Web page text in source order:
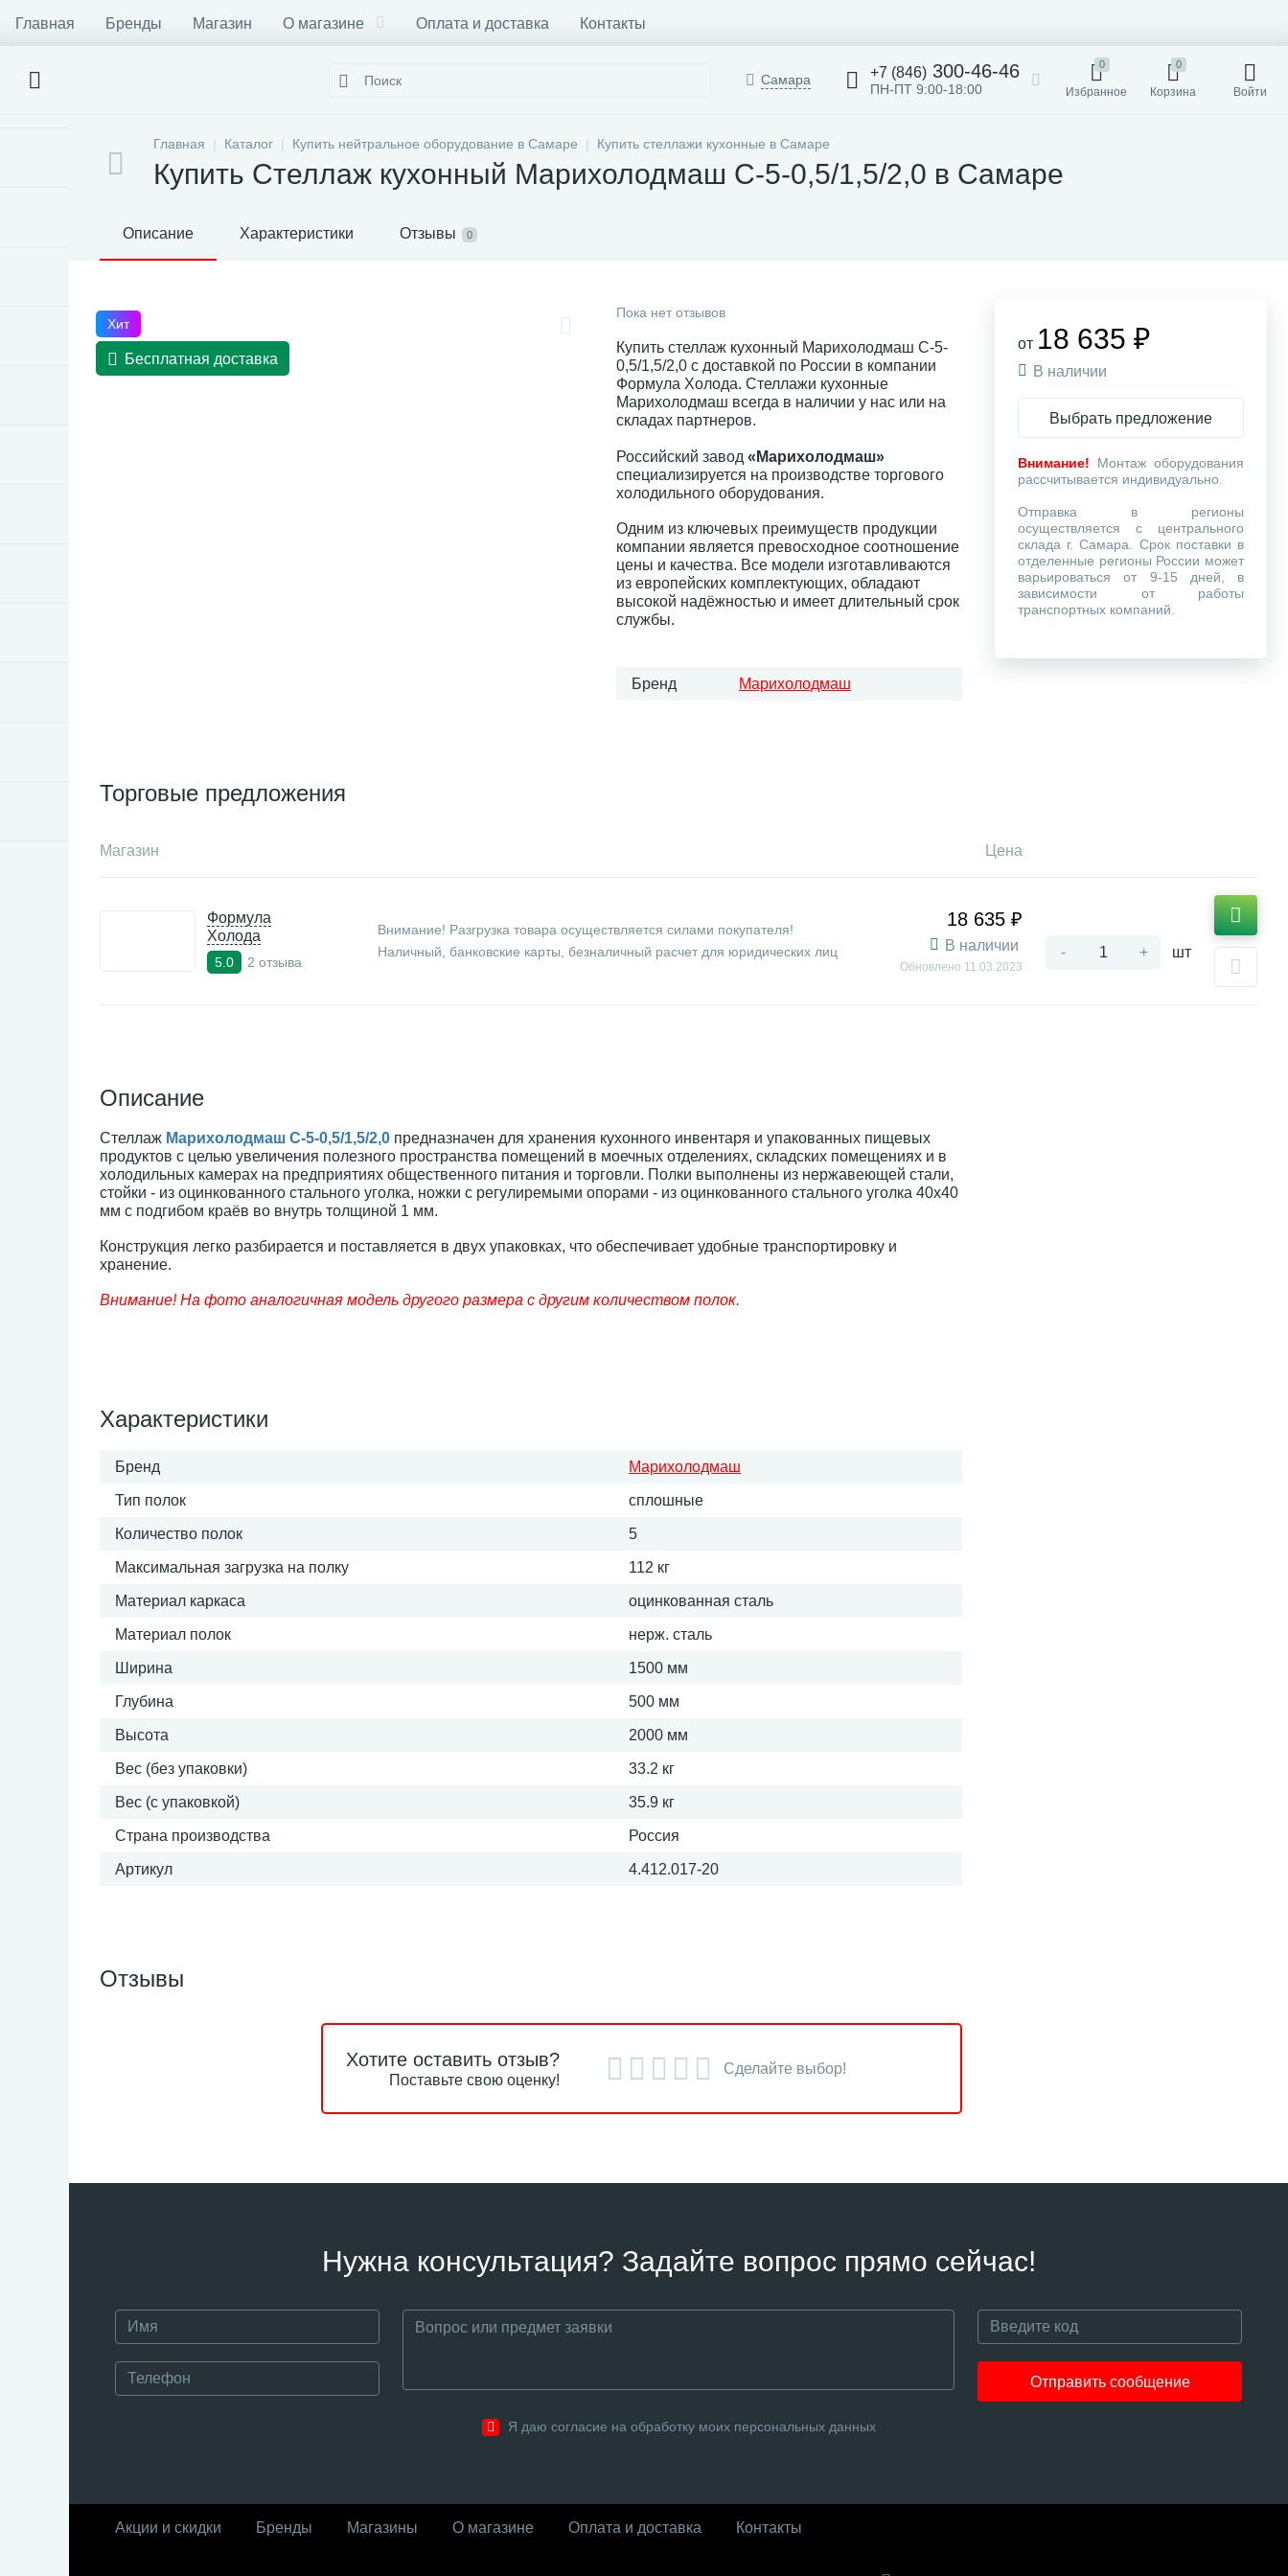
Главная Бренды Магазин О магазине Оплата и доставка Контакты
Самара +7 (846) 300-46-46
ПН-ПТ 9:00-18:00
0
Избранное
0
Корзина Войти
Главная Каталог Купить нейтральное оборудование в Самаре Купить стеллажи кухонные в Самаре
Купить Стеллаж кухонный Марихолодмаш С-5-0,5/1,5/2,0 в Самаре
Описание Характеристики Отзывы 0
Хит
Бесплатная доставка
Пока нет отзывов
Купить стеллаж кухонный Марихолодмаш С-5-
0,5/1,5/2,0 с доставкой по России в компании
Формула Холода. Стеллажи кухонные
Марихолодмаш всегда в наличии у нас или на
складах партнеров.
Российский завод «Марихолодмаш»
специализируется на производстве торгового
холодильного оборудования.
Одним из ключевых преимуществ продукции
компании является превосходное соотношение
цены и качества. Все модели изготавливаются
из европейских комплектующих, обладают
высокой надёжностью и имеет длительный срок
службы.
Бренд Марихолодмаш
Торговые предложения
Магазин Цена
Формула
Холода
5.0 2 отзыва
Внимание! Разгрузка товара осуществляется силами покупателя!
Наличный, банковские карты, безналичный расчет для юридических лиц
18 635 ₽
В наличии
Обновлено 11.03.2023
- + шт
Описание
Стеллаж Марихолодмаш С-5-0,5/1,5/2,0 предназначен для хранения кухонного инвентаря и упакованных пищевых
продуктов с целью увеличения полезного пространства помещений в моечных отделениях, складских помещениях и в
холодильных камерах на предприятиях общественного питания и торговли. Полки выполнены из нержавеющей стали,
стойки - из оцинкованного стального уголка, ножки с регулиремыми опорами - из оцинкованного стального уголка 40х40
мм с подгибом краёв во внутрь толщиной 1 мм.
Конструкция легко разбирается и поставляется в двух упаковках, что обеспечивает удобные транспортировку и
хранение.
Внимание! На фото аналогичная модель другого размера с другим количеством полок.
Характеристики
Бренд Марихолодмаш
Тип полок сплошные
Количество полок 5
Максимальная загрузка на полку 112 кг
Материал каркаса оцинкованная сталь
Материал полок нерж. сталь
Ширина 1500 мм
Глубина 500 мм
Высота 2000 мм
Вес (без упаковки) 33.2 кг
Вес (с упаковкой) 35.9 кг
Страна производства Россия
Артикул 4.412.017-20
от 18 635 ₽
В наличии
Выбрать предложение
Внимание! Монтаж оборудования
рассчитывается индивидуально.
Отправка в регионы
осуществляется с центрального
склада г. Самара. Срок поставки в
отделенные регионы России может
варьироваться от 9-15 дней, в
зависимости от работы
транспортных компаний.
Отзывы
Хотите оставить отзыв?
Поставьте свою оценку!
Сделайте выбор!
Нужна консультация? Задайте вопрос прямо сейчас!
Отправить сообщение
Я даю согласие на обработку моих персональных данных
Акции и скидки Бренды Магазины О магазине Оплата и доставка Контакты